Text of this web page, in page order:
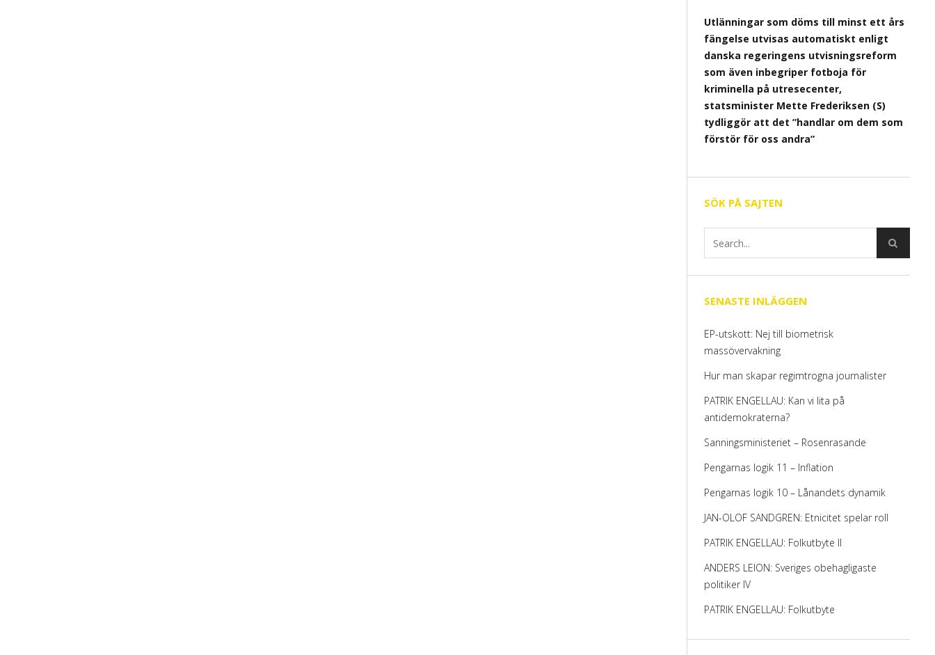
Utlänningar som döms till minst ett års
fängelse utvisas automatiskt enligt
danska regeringens utvisningsreform
som även inbegriper fotboja för
kriminella på utresecenter,
statsminister Mette Frederiksen (S)
tydliggör att det ”handlar om dem som
förstör för oss andra”
SÖK PÅ SAJTEN
SENASTE INLÄGGEN
EP-utskott: Nej till biometrisk
massövervakning
Hur man skapar regimtrogna journalister
PATRIK ENGELLAU: Kan vi lita på
antidemokraterna?
Sanningsministeriet – Rosenrasande
Pengarnas logik 11 – Inflation
Pengarnas logik 10 – Lånandets dynamik
JAN-OLOF SANDGREN: Etnicitet spelar roll
PATRIK ENGELLAU: Folkutbyte II
ANDERS LEION: Sveriges obehagligaste
politiker IV
PATRIK ENGELLAU: Folkutbyte